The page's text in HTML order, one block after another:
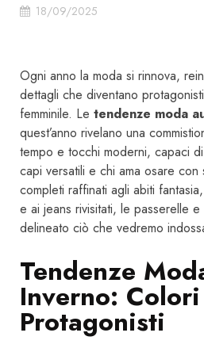
18/09/2025
Ogni anno la moda si rinnova,
dettagli che diventano
femminile. Le tendenze moda
quest’anno rivelano una
tempo e tocchi moderni, capaci
capi versatili e chi ama osare
completi raffinati agli abiti
e ai jeans rivisitati, le passerelle
delineato ciò che vedremo
Tendenze
Inverno: Colori
Protagonisti